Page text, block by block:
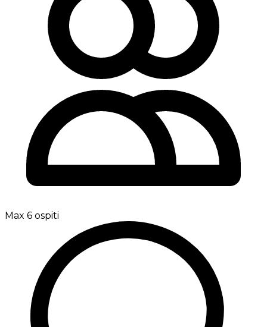
Max 6 ospiti